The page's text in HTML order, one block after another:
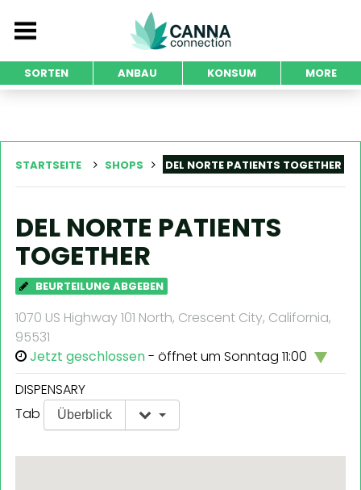
SORTEN ANBAU KONSUM MORE
STARTSEITE SHOPS DEL NORTE PATIENTS TOGETHER
DEL NORTE PATIENTS
TOGETHER
BEURTEILUNG ABGEBEN
1070 US Highway 101 North, Crescent City, California,
95531
Jetzt geschlossen- öffnet um Sonntag 11:00
DISPENSARY
Tab
Überblick